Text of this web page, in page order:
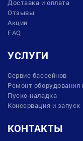
Доставка и оплата
Отзывы
Акции
FAQ
УСЛУГИ
Сервис бассейнов
Ремонт оборудования
Пуско-наладка
Консервация и запуск
КОНТАКТЫ